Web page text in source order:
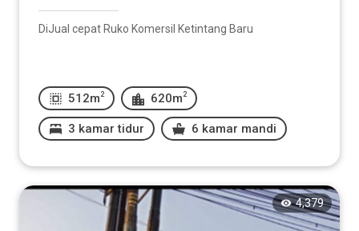
DiJual cepat Ruko Komersil Ketintang Baru
512m 2 620m 2
3 kamar tidur 6 kamar mandi
4,379